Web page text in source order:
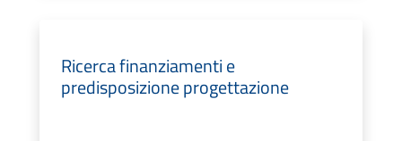
Ricerca finanziamenti e
predisposizione progettazione